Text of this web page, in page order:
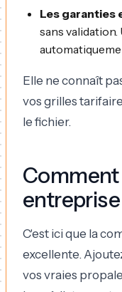
Les garanties
sans
Elle ne connaît
vos grilles
le fichier.
entreprise
C'est ici que la
excellente.
vos vraies